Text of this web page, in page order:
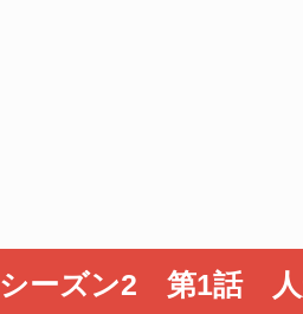
シーズン2 第1話 人